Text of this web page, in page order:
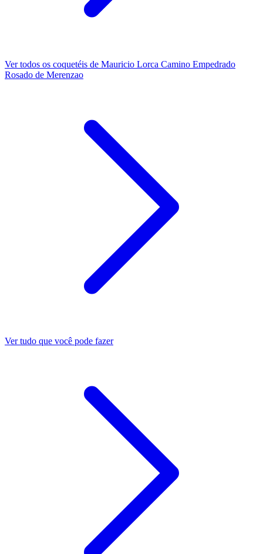
Ver todos os coquetéis de Mauricio Lorca Camino Empedrado
Rosado de Merenzao
Ver tudo que você pode fazer